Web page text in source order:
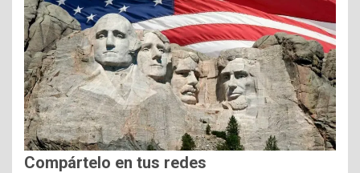
Compártelo en tus redes